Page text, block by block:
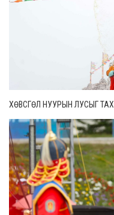
ХӨВСГӨЛ НУУРЫН ЛУСЫГ